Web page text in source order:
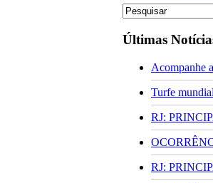
Últimas
Acompanhe
Turfe
RJ:
RJ: